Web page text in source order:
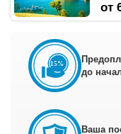
от
до
Ваша